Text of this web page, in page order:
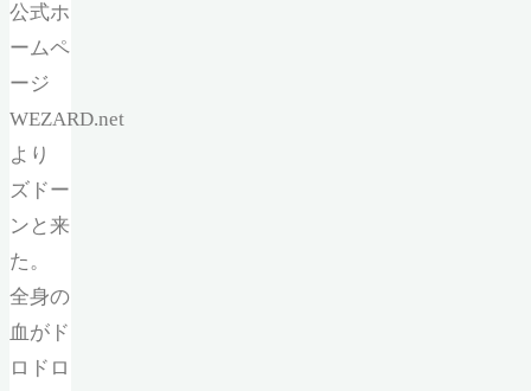
公式ホ
ームペ
ージ
WEZARD.net
より
ズドー
ンと来
た。
全身の
血がド
ロドロ